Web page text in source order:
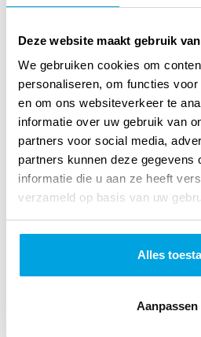
Deze website maakt gebruik
We gebruiken cookies om
personaliseren, om functies
en om ons websiteverkeer te
informatie over uw gebruik van
partners voor social media,
partners kunnen deze gegevens
informatie die u aan ze heeft
verzameld op basis van uw
Alles
Aanpassen
BGT Compact hout
Mooie stijlvolle uitvoering van de
Compacte editie, PU omslag
blinddruk.lees verder
4500